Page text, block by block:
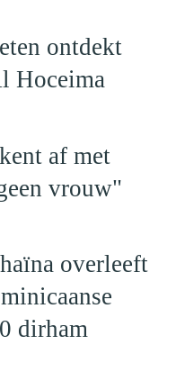
ontdekt
Hoceima
af met
vrouw"
overleeft
dirham